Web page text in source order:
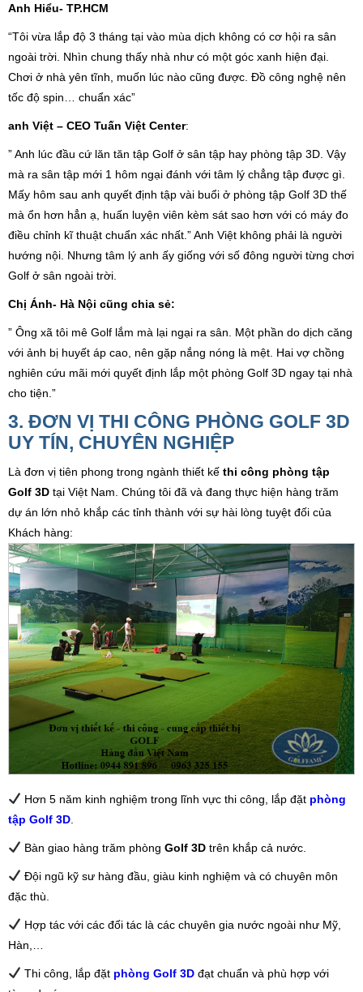
Anh Hiểu- TP.HCM
“Tôi vừa lắp độ 3 tháng tại vào mùa dịch không có cơ hội ra sân
ngoài trời. Nhìn chung thấy nhà như có một góc xanh hiện đại.
Chơi ở nhà yên tĩnh, muốn lúc nào cũng được. Đồ công nghệ nên
tốc độ spin… chuẩn xác”
anh Việt – CEO Tuấn Việt Center:
” Anh lúc đầu cứ lăn tăn tập Golf ở sân tập hay phòng tập 3D. Vậy
mà ra sân tập mới 1 hôm ngại đánh với tâm lý chẳng tập được gì.
Mấy hôm sau anh quyết định tập vài buổi ở phòng tập Golf 3D thế
mà ổn hơn hẳn ạ, huấn luyện viên kèm sát sao hơn với có máy đo
điều chỉnh kĩ thuật chuẩn xác nhất.” Anh Việt không phải là người
hướng nội. Nhưng tâm lý anh ấy giống với số đông người từng chơi
Golf ở sân ngoài trời.
Chị Ánh- Hà Nội cũng chia sẻ:
” Ông xã tôi mê Golf lắm mà lại ngại ra sân. Một phần do dịch căng
với ảnh bị huyết áp cao, nên gặp nắng nóng là mệt. Hai vợ chồng
nghiên cứu mãi mới quyết định lắp một phòng Golf 3D ngay tại nhà
cho tiện.”
3. ĐƠN VỊ THI CÔNG PHÒNG GOLF 3D
UY TÍN, CHUYÊN NGHIỆP
Là đơn vị tiên phong trong ngành thiết kế thi công phòng tập
Golf 3D tại Việt Nam. Chúng tôi đã và đang thực hiện hàng trăm
dự án lớn nhỏ khắp các tỉnh thành với sự hài lòng tuyệt đối của
Khách hàng:
Hơn 5 năm kinh nghiệm trong lĩnh vực thi công, lắp đặt phòng
tập Golf 3D
Bàn giao hàng trăm phòng Golf 3Dtrên khắp cả nước.
Đội ngũ kỹ sư hàng đầu, giàu kinh nghiệm và có chuyên môn
đặc thù.
Hợp tác với các đối tác là các chuyên gia nước ngoài như Mỹ,
Hàn,…
Thi công, lắp đặt phòng Golf 3Dđạt chuẩn và phù hợp với